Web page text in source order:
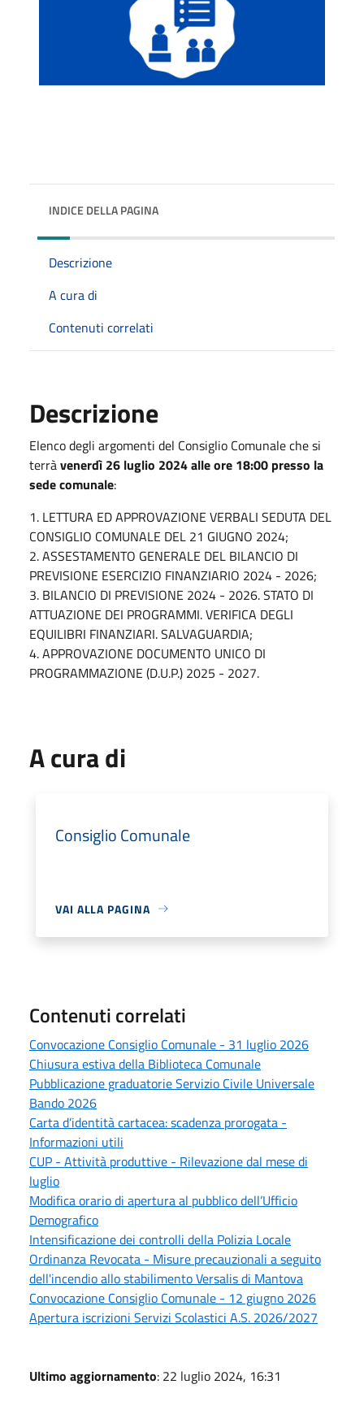
INDICE DELLA PAGINA
Descrizione
A cura di
Contenuti correlati
Descrizione
Elenco degli argomenti del Consiglio Comunale che si
terràvenerdì 26 luglio 2024 alle ore 18:00 presso la
sede comunale:
1. LETTURA ED APPROVAZIONE VERBALI SEDUTA DEL
CONSIGLIO COMUNALE DEL 21 GIUGNO 2024;
2. ASSESTAMENTO GENERALE DEL BILANCIO DI
PREVISIONE ESERCIZIO FINANZIARIO 2024 - 2026;
3. BILANCIO DI PREVISIONE 2024 - 2026. STATO DI
ATTUAZIONE DEI PROGRAMMI. VERIFICA DEGLI
EQUILIBRI FINANZIARI. SALVAGUARDIA;
4. APPROVAZIONE DOCUMENTO UNICO DI
PROGRAMMAZIONE (D.U.P.) 2025 - 2027.
A cura di
Consiglio Comunale
VAI ALLA PAGINA
Contenuti correlati
Convocazione Consiglio Comunale - 31 luglio 2026
Chiusura estiva della Biblioteca Comunale
Pubblicazione graduatorie Servizio Civile Universale
Bando 2026
Carta d’identità cartacea: scadenza prorogata -
Informazioni utili
CUP - Attività produttive - Rilevazione dal mese di
luglio
Modifica orario di apertura al pubblico dell’Ufficio
Demografico
Intensificazione dei controlli della Polizia Locale
Ordinanza Revocata - Misure precauzionali a seguito
dell'incendio allo stabilimento Versalis di Mantova
Convocazione Consiglio Comunale - 12 giugno 2026
Apertura iscrizioni Servizi Scolastici A.S. 2026/2027
Ultimo aggiornamento: 22 luglio 2024, 16:31